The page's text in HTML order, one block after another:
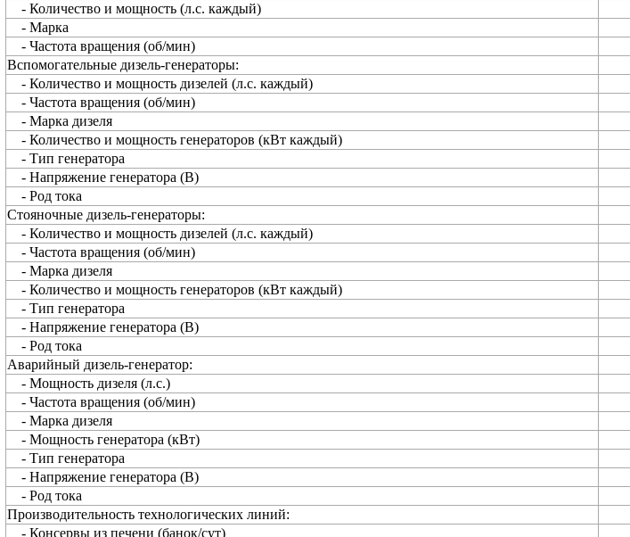
- Количество и мощность (л.с. каждый)
- Марка
- Частота вращения (об/мин)
Вспомогательные дизель-генераторы:
- Количество и мощность дизелей (л.с. каждый)
- Частота вращения (об/мин)
- Марка дизеля
- Количество и мощность генераторов (кВт каждый)
- Тип генератора
- Напряжение генератора (В)
- Род тока
Стояночные дизель-генераторы:
- Количество и мощность дизелей (л.с. каждый)
- Частота вращения (об/мин)
- Марка дизеля
- Количество и мощность генераторов (кВт каждый)
- Тип генератора
- Напряжение генератора (В)
- Род тока
Аварийный дизель-генератор:
- Мощность дизеля (л.с.)
- Частота вращения (об/мин)
- Марка дизеля
- Мощность генератора (кВт)
- Тип генератора
- Напряжение генератора (В)
- Род тока
Производительность технологических линий:
- Консервы из печени (банок/сут)